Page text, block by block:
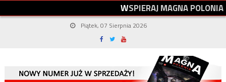
WSPIERAJMAGNAPOLONIA
Piątek, 07 Sierpnia 2026